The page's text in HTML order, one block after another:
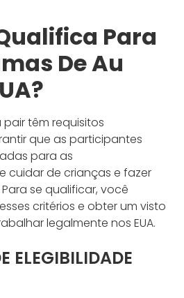
Para
De Au
têm requisitos
que as participantes
para as
cuidar de crianças e fazer
se qualificar, você
critérios e obter um visto
legalmente nos EUA.
ELEGIBILIDADE